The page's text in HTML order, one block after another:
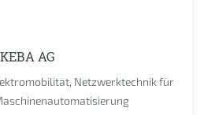
KEBA AG
Netzwerktechnik für